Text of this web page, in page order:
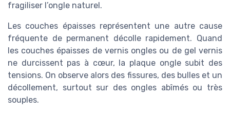
fragiliser l’ongle naturel.
Les couches épaisses représentent une autre cause
fréquente de permanent décolle rapidement. Quand
les couches épaisses de vernis ongles ou de gel vernis
ne durcissent pas à cœur, la plaque ongle subit des
tensions. On observe alors des fissures, des bulles et un
décollement, surtout sur des ongles abîmés ou très
souples.